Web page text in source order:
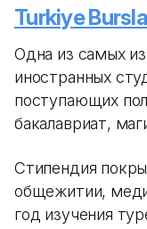
Turkiye
Одна из самых
иностранных
поступающих
бакалавриат,
Стипендия
общежитии,
год изучения